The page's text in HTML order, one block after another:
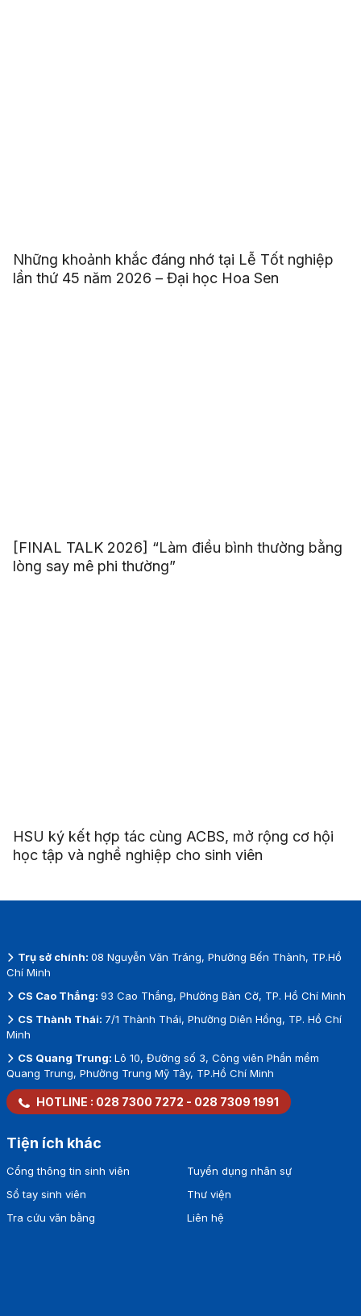
Những khoảnh khắc đáng nhớ tại Lễ Tốt nghiệp
lần thứ 45 năm 2026 – Đại học Hoa Sen
[FINAL TALK 2026] “Làm điều bình thường bằng
lòng say mê phi thường”
HSU ký kết hợp tác cùng ACBS, mở rộng cơ hội
học tập và nghề nghiệp cho sinh viên
Trụ sở chính: 08 Nguyễn Văn Tráng, Phường Bến Thành, TP.Hồ
Chí Minh
CS Cao Thắng: 93 Cao Thắng, Phường Bàn Cờ, TP. Hồ Chí Minh
CS Thành Thái: 7/1 Thành Thái, Phường Diên Hồng, TP. Hồ Chí
Minh
CS Quang Trung: Lô 10, Đường số 3, Công viên Phần mềm
Quang Trung, Phường Trung Mỹ Tây, TP.Hồ Chí Minh
HOTLINE : 028 7300 7272 - 028 7309 1991
Tiện ích khác
Cổng thông tin sinh viên
Sổ tay sinh viên
Tra cứu văn bằng
Tuyển dụng nhân sự
Thư viện
Liên hệ